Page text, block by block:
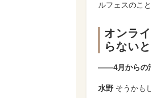
ルフェスのこ
オンラ
らない
――4月からの
水野 そうかも